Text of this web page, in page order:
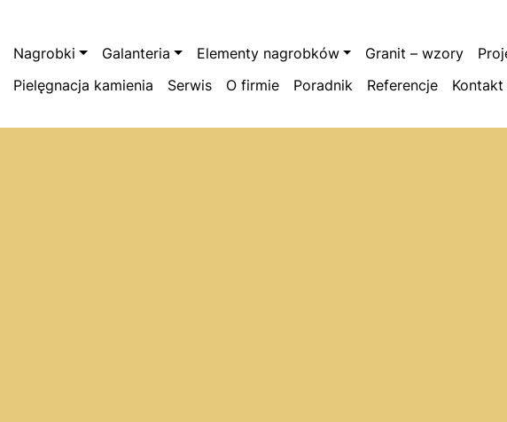
Nagrobki Galanteria Elementy nagrobków Granit – wzory
Pielęgnacja kamienia
Serwis O firmie Poradnik Referencje Kontakt